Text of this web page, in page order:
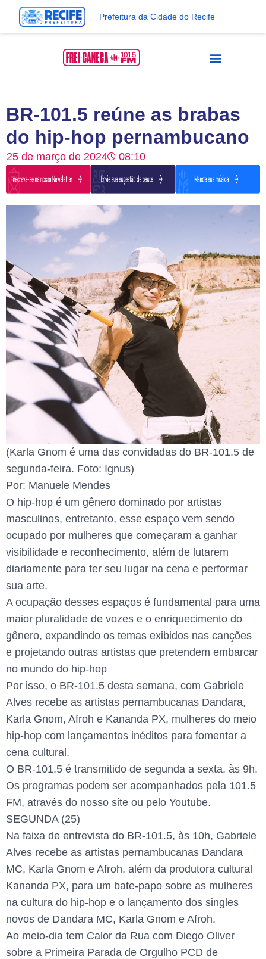
Prefeitura da Cidade do Recife
BR-101.5 reúne as brabas
do hip-hop pernambucano
25 de março de 2024 08:10
(Karla Gnom é uma das convidadas do BR-101.5 de
segunda-feira. Foto: Ignus)
Por: Manuele Mendes
O hip-hop é um gênero dominado por artistas
masculinos, entretanto, esse espaço vem sendo
ocupado por mulheres que começaram a ganhar
visibilidade e reconhecimento, além de lutarem
diariamente para ter seu lugar na cena e performar
sua arte.
A ocupação desses espaços é fundamental para uma
maior pluralidade de vozes e o enriquecimento do
gênero, expandindo os temas exibidos nas canções
e projetando outras artistas que pretendem embarcar
no mundo do hip-hop
Por isso, o BR-101.5 desta semana, com Gabriele
Alves recebe as artistas pernambucanas Dandara,
Karla Gnom, Afroh e Kananda PX, mulheres do meio
hip-hop com lançamentos inéditos para fomentar a
cena cultural.
O BR-101.5 é transmitido de segunda a sexta, às 9h.
Os programas podem ser acompanhados pela 101.5
FM, através do nosso site ou pelo Youtube.
SEGUNDA (25)
Na faixa de entrevista do BR-101.5, às 10h, Gabriele
Alves recebe as artistas pernambucanas Dandara
MC, Karla Gnom e Afroh, além da produtora cultural
Kananda PX, para um bate-papo sobre as mulheres
na cultura do hip-hop e o lançamento dos singles
novos de Dandara MC, Karla Gnom e Afroh.
Ao meio-dia tem Calor da Rua com Diego Oliver
sobre a Primeira Parada de Orgulho PCD de